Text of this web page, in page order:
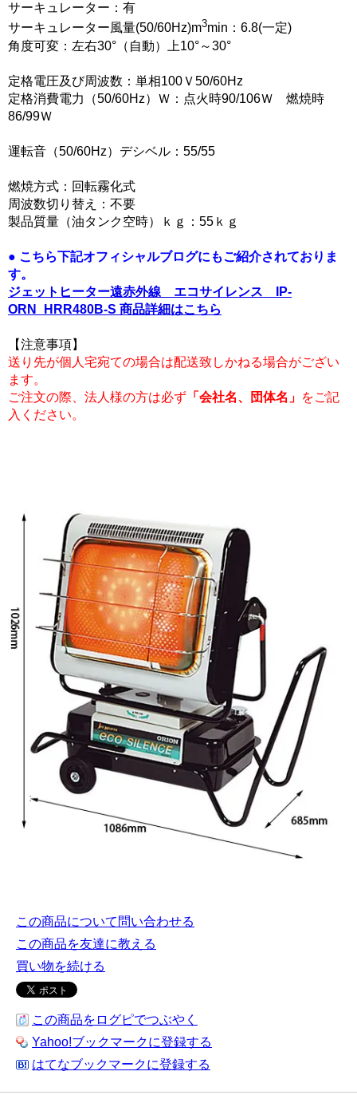
サーキュレーター：有
サーキュレーター風量(50/60Hz)m3min：6.8(一定)
角度可変：左右30°（自動）上10°～30°
定格電圧及び周波数：単相100Ｖ50/60Hz
定格消費電力（50/60Hz）Ｗ：点火時90/106Ｗ 燃焼時
86/99Ｗ
運転音（50/60Hz）デシベル：55/55
燃焼方式：回転霧化式
周波数切り替え：不要
製品質量（油タンク空時）ｋｇ：55ｋｇ
● こちら下記オフィシャルブログにもご紹介されておりま
す。
ジェットヒーター遠赤外線 エコサイレンス IP-
ORN_HRR480B-S 商品詳細はこちら
【注意事項】
送り先が個人宅宛ての場合は配送致しかねる場合がござい
ます。
ご注文の際、法人様の方は必ず 「会社名、団体名」 をご記
入ください。
この商品について問い合わせる
この商品を友達に教える
買い物を続ける
この商品をログピでつぶやく
Yahoo!ブックマークに登録する
はてなブックマークに登録する